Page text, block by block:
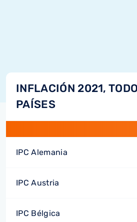
INFLACIÓN 2021,
PAÍSES
IPC Alemania
IPC Austria
IPC Bélgica